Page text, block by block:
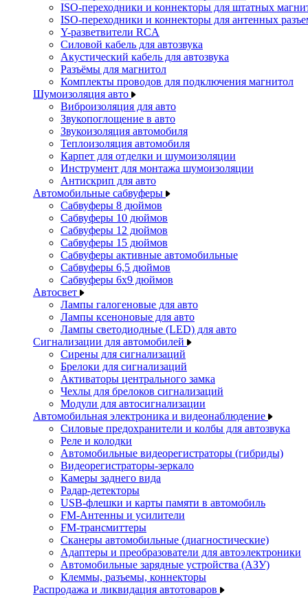
ISO-переходники и коннекторы для штатных
ISO-переходники и коннекторы для антенных
Y-разветвители RCA
Силовой кабель для автозвука
Акустический кабель для автозвука
Разъёмы для магнитол
Комплекты проводов для подключения магнитол
Шумоизоляция авто
Виброизоляция для авто
Звукопоглощение в авто
Звукоизоляция автомобиля
Теплоизоляция автомобиля
Карпет для отделки и шумоизоляции
Инструмент для монтажа шумоизоляции
Антискрип для авто
Автомобильные сабвуферы
Сабвуферы 8 дюймов
Сабвуферы 10 дюймов
Сабвуферы 12 дюймов
Сабвуферы 15 дюймов
Сабвуферы активные автомобильные
Сабвуферы 6,5 дюймов
Сабвуферы 6x9 дюймов
Автосвет
Лампы галогеновые для авто
Лампы ксеноновые для авто
Лампы светодиодные (LED) для авто
Сигнализации для автомобилей
Сирены для сигнализаций
Брелоки для сигнализаций
Активаторы центрального замка
Чехлы для брелоков сигнализаций
Модули для автосигнализации
Автомобильная электроника и видеонаблюдение
Силовые предохранители и колбы для автозвука
Реле и колодки
Автомобильные видеорегистраторы (гибриды)
Видеорегистраторы-зеркало
Камеры заднего вида
Радар-детекторы
USB-флешки и карты памяти в автомобиль
FM-Антенны и усилители
FM-трансмиттеры
Сканеры автомобильные (диагностические)
Адаптеры и преобразователи для автоэлектроники
Автомобильные зарядные устройства (АЗУ)
Клеммы, разъемы, коннекторы
Распродажа и ликвидация автотоваров